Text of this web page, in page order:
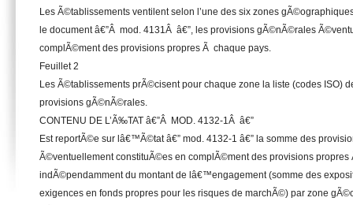
Les Ã©tablissements ventilent selon l’une des six zones
le document â€”Â mod. 4131Â â€”, les provisions gÃ©nÃ©rales
complÃ©ment des provisions propres Ã chaque pays.
Feuillet 2
Les Ã©tablissements prÃ©cisent pour chaque zone la liste (codes ISO)
provisions gÃ©nÃ©rales.
CONTENU DE L’Ã‰TAT â€”Â MOD. 4132-1Â â€”
Est reportÃ©e sur lâ€™Ã©tat â€” mod. 4132-1 â€” la somme des
Ã©ventuellement constituÃ©es en complÃ©ment des provisions propres
indÃ©pendamment du montant de lâ€™engagement (somme des
exigences en fonds propres pour les risques de marchÃ©) par zone